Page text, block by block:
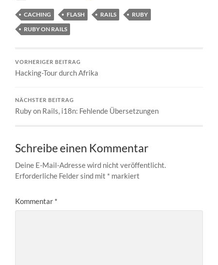
CACHING FLASH RAILS
RUBY
RUBY ON RAILS
VORHERIGER BEITRAG
Hack­ing-Tour durch Afrika
NÄCHSTER BEITRAG
Ruby on Rails, i18n: Feh­len­de Übersetzungen
Schreibe einen Kommentar
Deine E-Mail-Adresse wird nicht veröffentlicht.
Erforderliche Felder sind mit * markiert
Kommentar *